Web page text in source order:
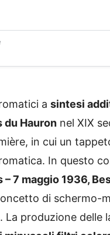
a sintesi
du Hauron nel XIX
in cui un
In questo
– 7 maggio 1936,
di schermo-
La produzione delle